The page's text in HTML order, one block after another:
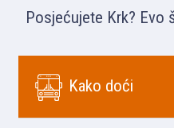
Posjećujete Krk? Evo
Kako doći